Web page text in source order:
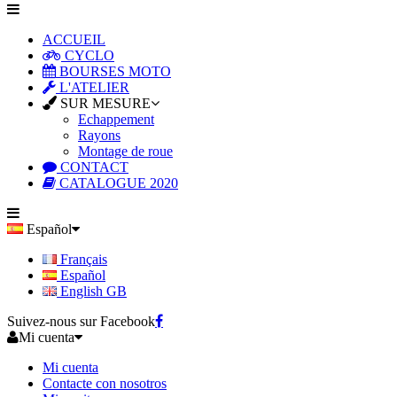
ACCUEIL
CYCLO
BOURSES MOTO
L'ATELIER
SUR MESURE
Echappement
Rayons
Montage de roue
CONTACT
CATALOGUE 2020
Español
Français
Español
English GB
Suivez-nous sur Facebook
Mi cuenta
Mi cuenta
Contacte con nosotros